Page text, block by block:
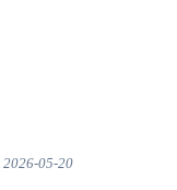
2026-05-20